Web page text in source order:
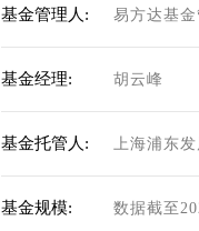
基金管理人: 易方达基金
基金经理: 胡云峰
基金托管人: 上海浦东发
基金规模: 数据截至